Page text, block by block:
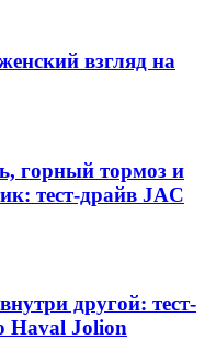
взгляд на
горный тормоз и
тест-драйв JAC
другой: тест-
Haval Jolion